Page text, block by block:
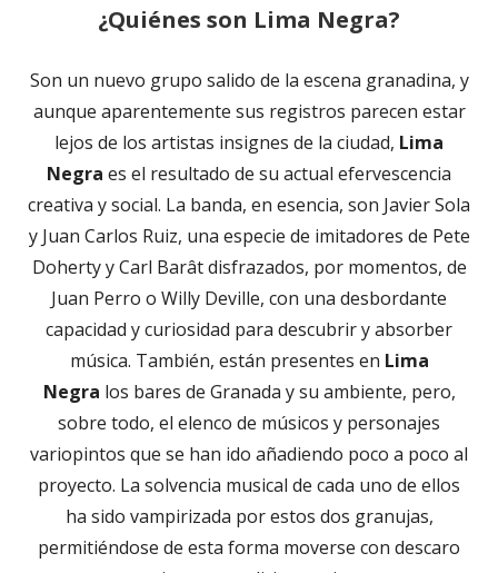
¿Quiénes son Lima Negra?
Son un nuevo grupo salido de la escena granadina, y
aunque aparentemente sus registros parecen estar
lejos de los artistas insignes de la ciudad, Lima
Negra es el resultado de su actual efervescencia
creativa y social. La banda, en esencia, son Javier Sola
y Juan Carlos Ruiz, una especie de imitadores de Pete
Doherty y Carl Barât disfrazados, por momentos, de
Juan Perro o Willy Deville, con una desbordante
capacidad y curiosidad para descubrir y absorber
música. También, están presentes en Lima
Negra los bares de Granada y su ambiente, pero,
sobre todo, el elenco de músicos y personajes
variopintos que se han ido añadiendo poco a poco al
proyecto. La solvencia musical de cada uno de ellos
ha sido vampirizada por estos dos granujas,
permitiéndose de esta forma moverse con descaro